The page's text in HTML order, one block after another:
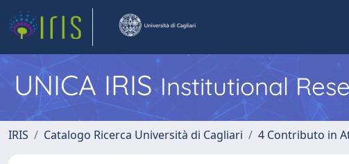
UNICA IRISInstitutional
IRIS Catalogo Ricerca Università di Cagliari 4 Contributo in